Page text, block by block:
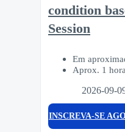
condition
Session
Em
Aprox. 1 hora
2026-09-
INSCREVA-SE